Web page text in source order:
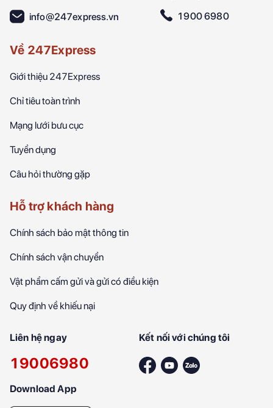
info@247express.vn
1900 6980
Về 247Express
Giới thiệu 247Express
Chỉ tiêu toàn trình
Mạng lưới bưu cục
Tuyển dụng
Câu hỏi thường gặp
Hỗ trợ khách hàng
Chính sách bảo mật thông tin
Chính sách vận chuyển
Vật phẩm cấm gửi và gửi có điều kiện
Quy định về khiếu nại
Liên hệ ngay
19006980
Kết nối với chúng tôi
Download App